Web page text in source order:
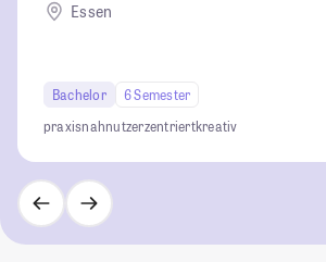
Essen
Bachelor
6 Semester
praxisnahnutzerzentriertkreativ